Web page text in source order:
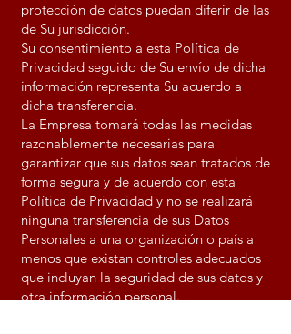
protección de datos puedan diferir de las
de Su jurisdicción.
Su consentimiento a esta Política de
Privacidad seguido de Su envío de dicha
información representa Su acuerdo a
dicha transferencia.
La Empresa tomará todas las medidas
razonablemente necesarias para
garantizar que sus datos sean tratados de
forma segura y de acuerdo con esta
Política de Privacidad y no se realizará
ninguna transferencia de sus Datos
Personales a una organización o país a
menos que existan controles adecuados
que incluyan la seguridad de sus datos y
otra información personal.